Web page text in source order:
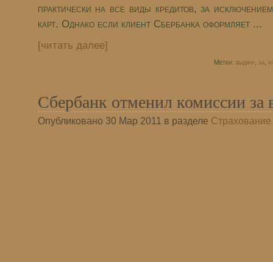
практически на все виды кредитов, за
карт. Однако если клиент Сбербанка оформляет ...
[читать далее]
Метки: выдачу, за,
Сбербанк отменил комиссии за
Опубликовано 30 Мар 2011 в разделе Страхование